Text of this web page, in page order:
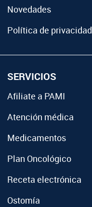
Novedades
Política de privacidad
SERVICIOS
Afiliate a PAMI
Atención médica
Medicamentos
Plan Oncológico
Receta electrónica
Ostomía